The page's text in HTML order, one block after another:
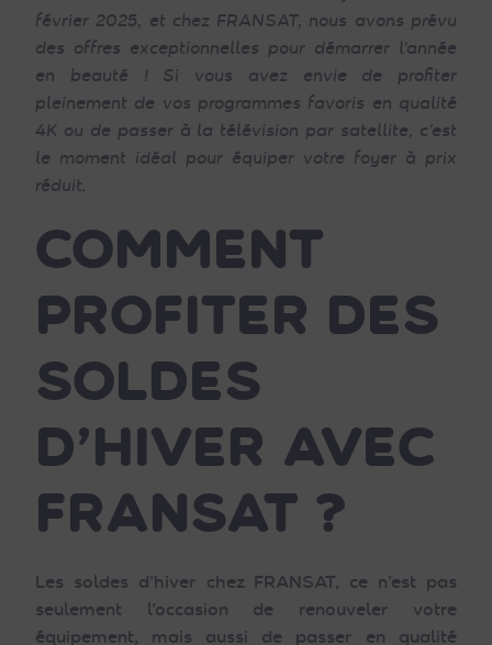
février 2025, et chez FRANSAT, nous avons prévu
des offres exceptionnelles pour démarrer l’année
en beauté ! Si vous avez envie de profiter
pleinement de vos programmes favoris en qualité
4K ou de passer à la télévision par satellite, c’est
le moment idéal pour équiper votre foyer à prix
réduit.
COMMENT
PROFITER DES
SOLDES
D’HIVER AVEC
FRANSAT ?
Les soldes d’hiver chez FRANSAT, ce n’est pas
seulement l’occasion de renouveler votre
équipement, mais aussi de passer en qualité